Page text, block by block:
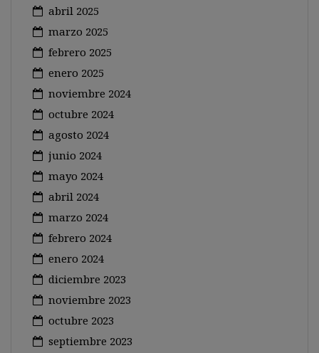
abril 2025
marzo 2025
febrero 2025
enero 2025
noviembre 2024
octubre 2024
agosto 2024
junio 2024
mayo 2024
abril 2024
marzo 2024
febrero 2024
enero 2024
diciembre 2023
noviembre 2023
octubre 2023
septiembre 2023